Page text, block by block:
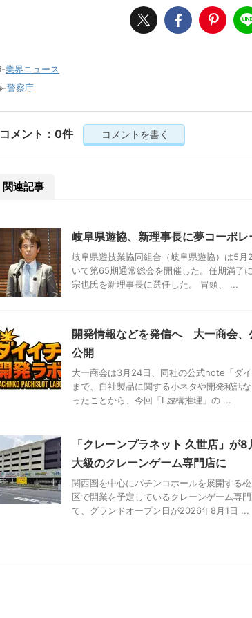
-業界ニュース
-警察庁
コメント：0件 コメントを書く
関連記事
岐阜県遊協、新理事長に夢コーポ
岐阜県遊技業協同組合（岐阜県遊協）は5
いて第65期通常総会を開催した。任期満了
宗也氏を新理事長に選任した。 冒頭、 ...
開発情報などを発信へ 大一商会
公開
大一商会は3月24日、同社の公式note「ダ
まで、自社製品に関する小ネタや開発秘話
ったことから、今回「L虚構推理」の ...
「クレーンプラネット 久世店」
大級のクレーンゲーム専門店に
関西圏を中心にパチンコホールを展開する
区で開業を予定しているクレーンゲーム専
て、グランドオープン日が2026年8月1日 ...